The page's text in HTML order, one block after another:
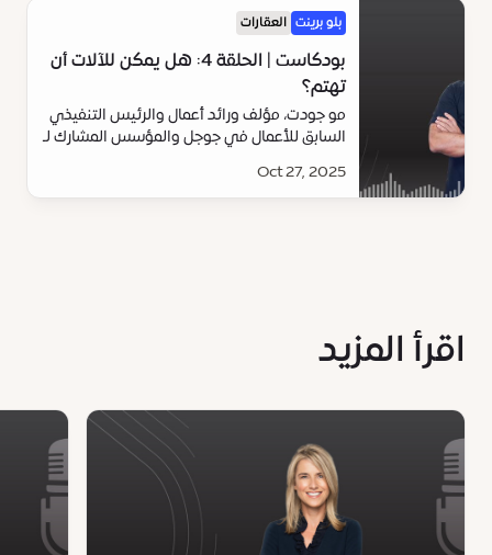
بلو برينت العقارات
بودكاست | الحلقة 4: هل يمكن للآلات أن
تهتم؟
مو جودت، مؤلف ورائد أعمال والرئيس التنفيذي
السابق للأعمال في جوجل والمؤسس المشارك لـ
الاصطناعي المتمحور حول الإنسان والثورة
التقنية التي تجعل الحياة أكثر ذكاءً وبساطة.
Oct 27, 2025
اقرأ المزيد